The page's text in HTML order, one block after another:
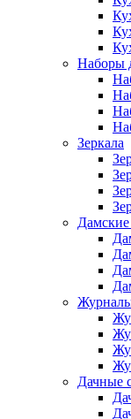
Наборы
Зеркала
Дачные